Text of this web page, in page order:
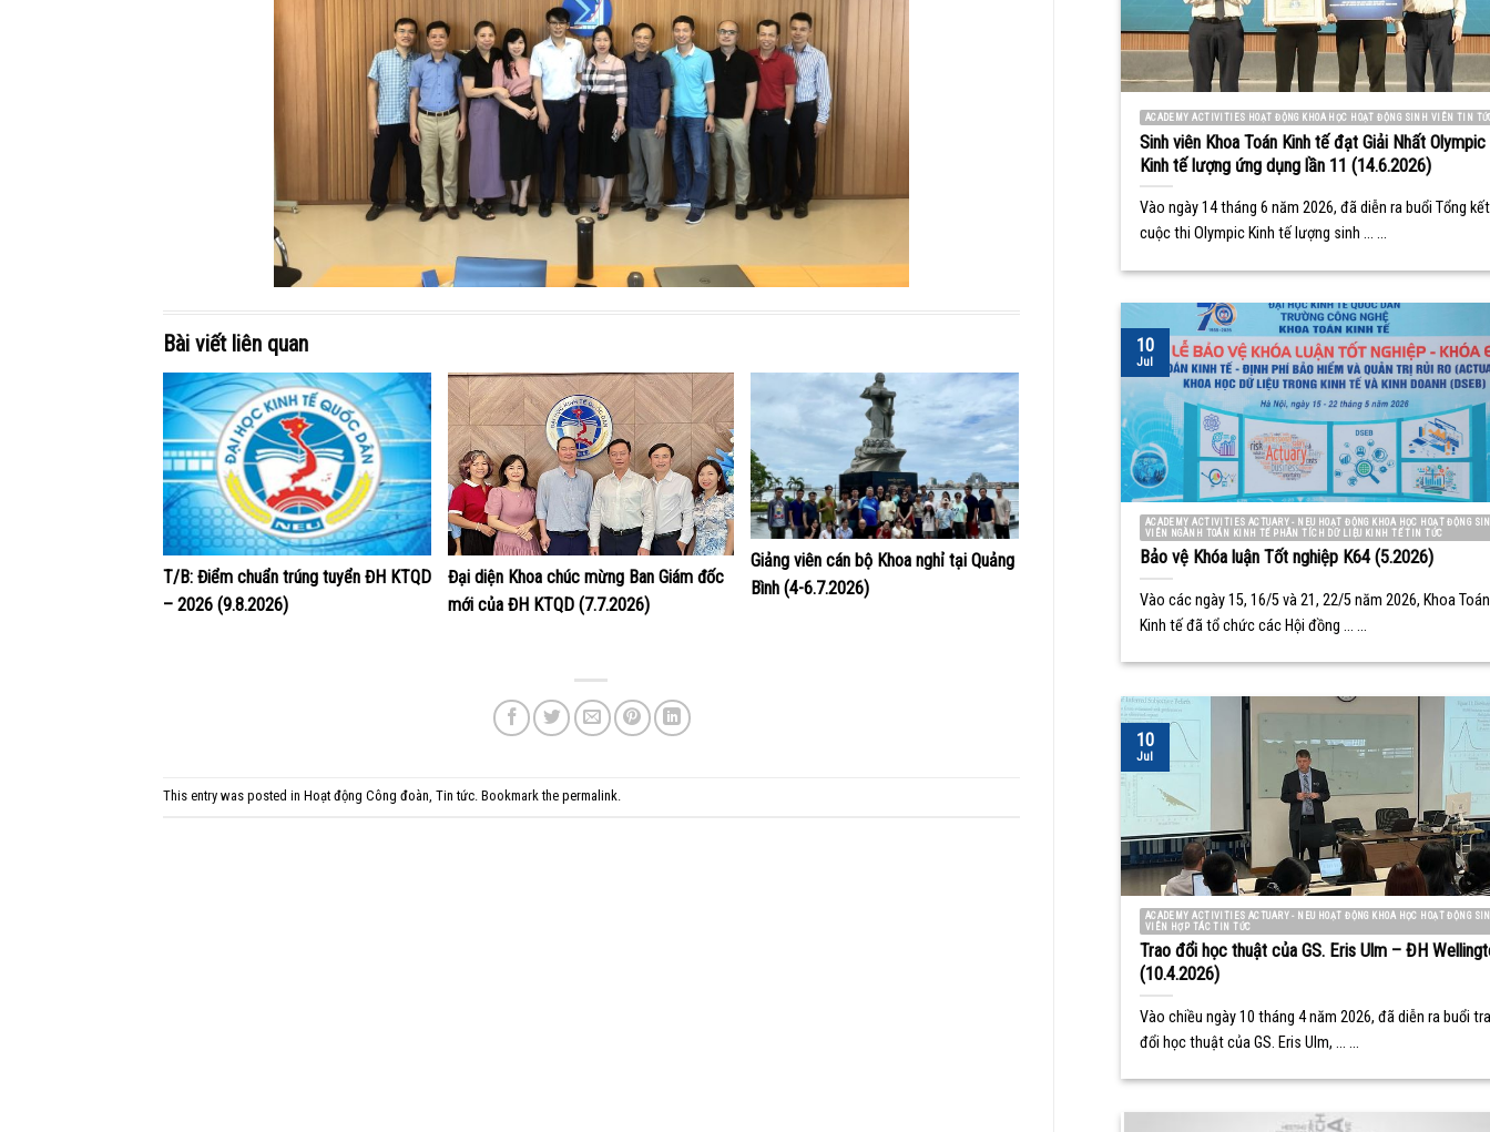
Bài viết liên quan
T/B: Điểm chuẩn trúng tuyển ĐH KTQD
– 2026 (9.8.2026)
Đại diện Khoa chúc mừng Ban Giám đốc
mới của ĐH KTQD (7.7.2026)
Giảng viên cán bộ Khoa nghỉ tại Quảng
Bình (4-6.7.2026)
This entry was posted in Hoạt động Công đoàn, Tin tức. Bookmark the permalink.
ACADEMY ACTIVITIES HOẠT ĐỘNG KHOA HỌC HOẠT ĐỘNG SINH VIÊN TIN
Sinh viên Khoa Toán Kinh tế đạt Giải Nhất Olympic
Kinh tế lượng ứng dụng lần 11 (14.6.2026)
Vào ngày 14 tháng 6 năm 2026, đã diễn ra buổi Tổng kết
cuộc thi Olympic Kinh tế lượng sinh ... ...
ACADEMY ACTIVITIES ACTUARY - NEU HOẠT ĐỘNG KHOA HỌC HOẠT ĐỘNG
VIÊN NGÀNH TOÁN KINH TẾ PHÂN TÍCH DỮ LIỆU KINH TẾ TIN TỨC
Bảo vệ Khóa luận Tốt nghiệp K64 (5.2026)
Vào các ngày 15, 16/5 và 21, 22/5 năm 2026, Khoa Toán
Kinh tế đã tổ chức các Hội đồng ... ...
10
Jul
ACADEMY ACTIVITIES ACTUARY - NEU HOẠT ĐỘNG KHOA HỌC HOẠT ĐỘNG
VIÊN HỢP TÁC TIN TỨC
Trao đổi học thuật của GS. Eris Ulm – ĐH
(10.4.2026)
Vào chiều ngày 10 tháng 4 năm 2026, đã diễn ra buổi
đổi học thuật của GS. Eris Ulm, ... ...
10
Jul